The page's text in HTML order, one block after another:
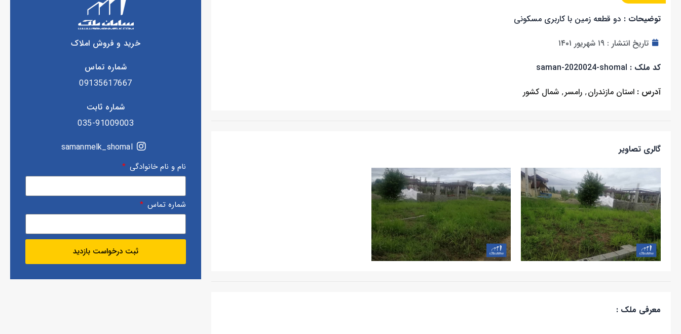
توضیحات : دو قطعه زمین با کاربری مسکونی
تاریخ انتشار : ۱۹ شهریور ۱۴۰۱
کد ملک : saman-2020024-shomal
آدرس : استان مازندران, رامسر, شمال کشور
گالری تصاویر
معرفی ملک :
خرید و فروش املاک
شماره تماس
09135617667
شماره ثابت
035-91009003
samanmelk_shomal
نام و نام خانوادگی
شماره تماس
ثبت درخواست بازدید